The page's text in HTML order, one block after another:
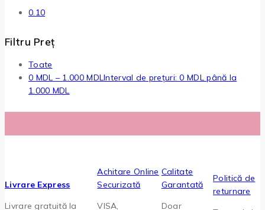
0.10
Filtru Preț
Toate
0 MDL – 1.000MDLInterval de prețuri: 0 MDL până la
1.000 MDL
Livrare Express
Livrare gratuită la
Achitare Online
Securizată
VISA,
Calitate
Garantată
Doar
Politică de
returnare